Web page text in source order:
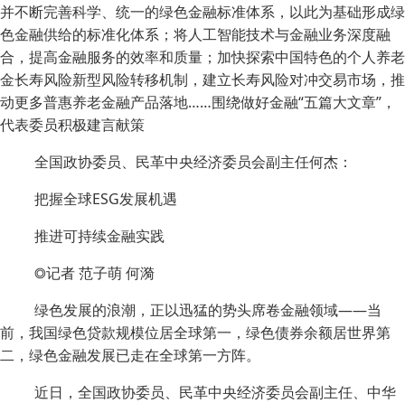
并不断完善科学、统一的绿色金融标准体系，以此为基础形成绿
色金融供给的标准化体系；将人工智能技术与金融业务深度融
合，提高金融服务的效率和质量；加快探索中国特色的个人养老
金长寿风险新型风险转移机制，建立长寿风险对冲交易市场，推
动更多普惠养老金融产品落地……围绕做好金融“五篇大文章”，
代表委员积极建言献策
全国政协委员、民革中央经济委员会副主任何杰：
把握全球ESG发展机遇
推进可持续金融实践
◎记者 范子萌 何漪
绿色发展的浪潮，正以迅猛的势头席卷金融领域——当
前，我国绿色贷款规模位居全球第一，绿色债券余额居世界第
二，绿色金融发展已走在全球第一方阵。
近日，全国政协委员、民革中央经济委员会副主任、中华